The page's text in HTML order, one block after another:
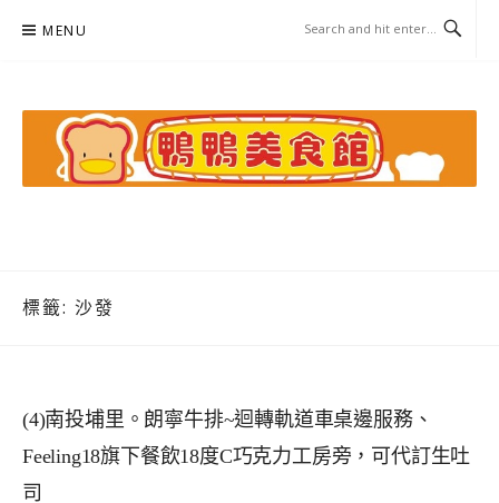
MENU
標籤: 沙發
(4)南投埔里。朗寧牛排~迴轉軌道車桌邊服務、
Feeling18旗下餐飲18度C巧克力工房旁，可代訂生吐
司